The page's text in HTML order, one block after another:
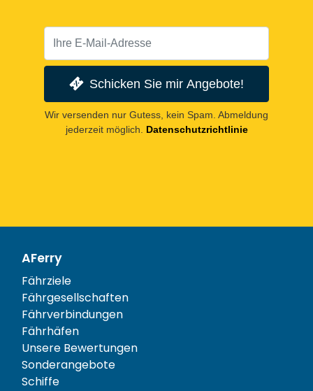
Schicken Sie mir Angebote!
Wir versenden nur Gutess, kein Spam. Abmeldung
jederzeit möglich.
Datenschutzrichtlinie
AFerry
Fährziele
Fährgesellschaften
Fährverbindungen
Fährhäfen
Unsere Bewertungen
Sonderangebote
Schiffe